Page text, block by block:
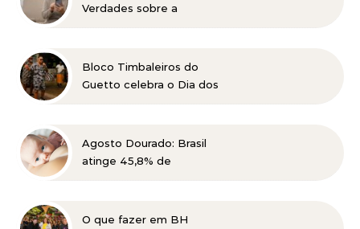
Verdades sobre a
Bloco Timbaleiros do
Guetto celebra o Dia dos
Horizonte
Agosto Dourado: Brasil
atinge 45,8% de
metas globais para 2030
O que fazer em BH